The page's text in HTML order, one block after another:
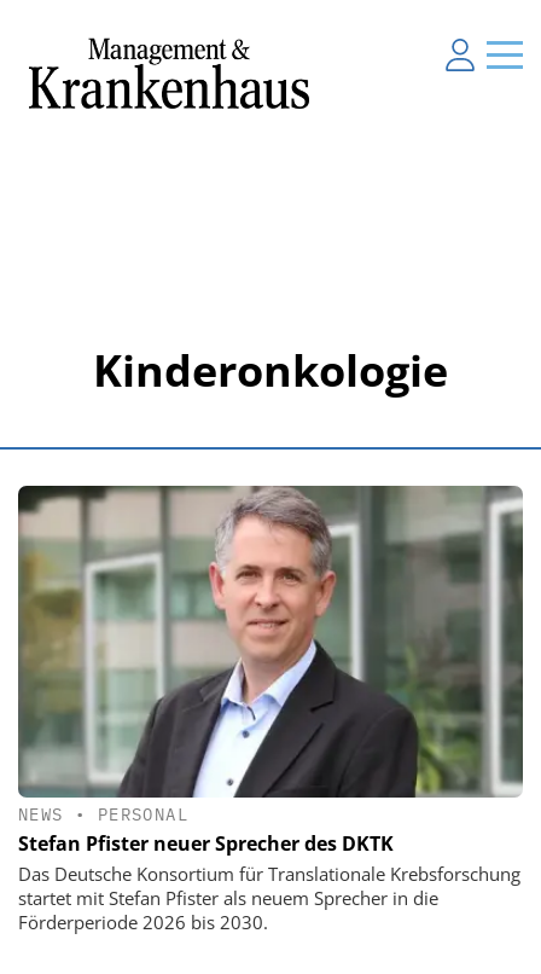
Kinderonkologie
NEWS • PERSONAL
Stefan Pfister neuer Sprecher des DKTK
Das Deutsche Konsortium für Translationale Krebsforschung
startet mit Stefan Pfister als neuem Sprecher in die
Förderperiode 2026 bis 2030.